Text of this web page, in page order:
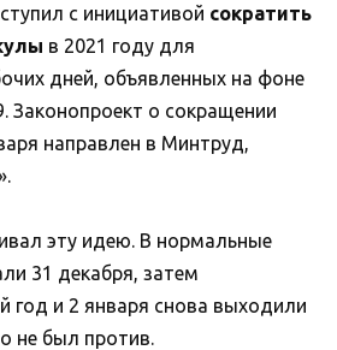
с инициативой сократить
в 2021 году для
дней, объявленных на фоне
Законопроект о сокращении
направлен в Минтруд,
эту идею. В нормальные
31 декабря, затем
год и 2 января снова выходили
не был против.